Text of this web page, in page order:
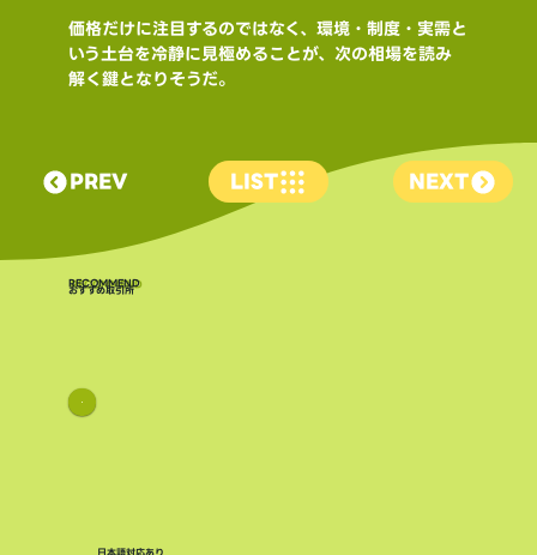
価格だけに注目するのではなく、環境・制度・実需と
いう土台を冷静に見極めることが、次の相場を読み
解く鍵となりそうだ。
PREV LIST NEXT
​RECOMMEND
おすすめ取引所